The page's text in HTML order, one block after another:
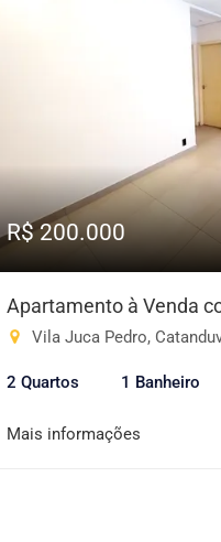
R$ 200.000
Apartamento à Venda
Vila Juca Pedro,
2 Quartos 1 Banheiro
Mais informações